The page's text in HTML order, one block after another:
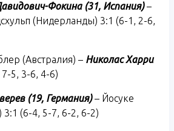
Фокина (31, Испания) –
(Нидерланды) 3:1 (6-1, 2-6,
(Австралия) – Николас Харри
5, 3-6, 4-6)
(19, Германия) – Йосуке
3:1 (6-4, 5-7, 6-2, 6-2)